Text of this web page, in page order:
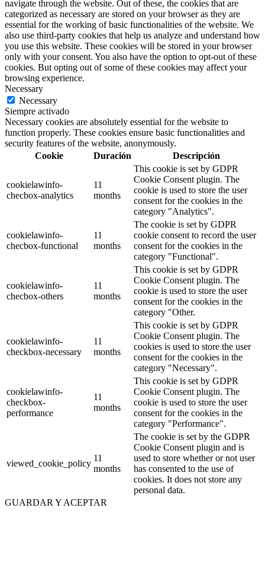
navigate through the website. Out of these, the cookies that are
categorized as necessary are stored on your browser as they are
essential for the working of basic functionalities of the website. We
also use third-party cookies that help us analyze and understand how
you use this website. These cookies will be stored in your browser
only with your consent. You also have the option to opt-out of these
cookies. But opting out of some of these cookies may affect your
browsing experience.
Necessary
Necessary
Siempre activado
Necessary cookies are absolutely essential for the website to
function properly. These cookies ensure basic functionalities and
security features of the website, anonymously.
Cookie
Duración Descripción
cookielawinfo-
checbox-analytics
11
months
This cookie is set by GDPR
Cookie Consent plugin. The
cookie is used to store the user
consent for the cookies in the
category "Analytics".
cookielawinfo-
checbox-functional
11
months
The cookie is set by GDPR
cookie consent to record the user
consent for the cookies in the
category "Functional".
cookielawinfo-
checbox-others
11
months
This cookie is set by GDPR
Cookie Consent plugin. The
cookie is used to store the user
consent for the cookies in the
category "Other.
cookielawinfo-
checkbox-necessary
11
months
This cookie is set by GDPR
Cookie Consent plugin. The
cookies is used to store the user
consent for the cookies in the
category "Necessary".
cookielawinfo-
checkbox-
performance
11
months
This cookie is set by GDPR
Cookie Consent plugin. The
cookie is used to store the user
consent for the cookies in the
category "Performance".
viewed_cookie_policy
11
months
The cookie is set by the GDPR
Cookie Consent plugin and is
used to store whether or not user
has consented to the use of
cookies. It does not store any
personal data.
GUARDAR Y ACEPTAR